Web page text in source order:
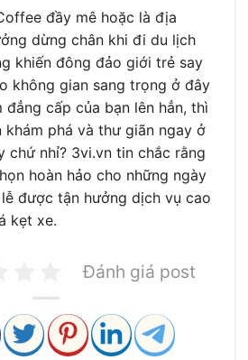
đầy mê hoặc là địa
dừng chân khi đi du lịch
khiến đông đảo giới trẻ say
không gian sang trọng ở đây
đẳng cấp của bạn lên hẳn, thì
khám phá và thư giãn ngay ở
chứ nhỉ? 3vi.vn tin chắc rằng
hoàn hảo cho những ngày
được tận hưởng dịch vụ cao
kẹt xe.
Đánh giá post